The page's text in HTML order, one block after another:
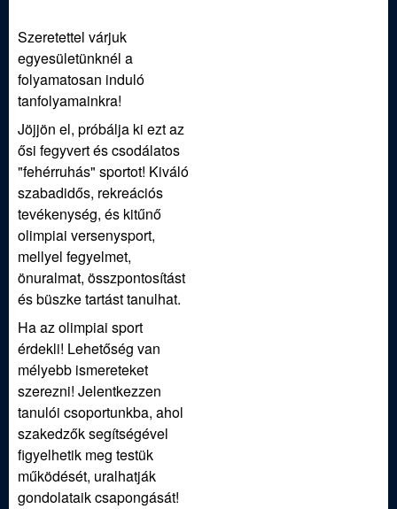
Szeretettel várjuk
egyesületünknél a
folyamatosan induló
tanfolyamainkra!
Jöjjön el, próbálja ki ezt az
ősi fegyvert és csodálatos
"fehérruhás" sportot! Kiváló
szabadidős, rekreációs
tevékenység, és kitűnő
olimpiai versenysport,
mellyel fegyelmet,
önuralmat, összpontosítást
és büszke tartást tanulhat.
Ha az olimpiai sport
érdekli! Lehetőség van
mélyebb ismereteket
szerezni! Jelentkezzen
tanulói csoportunkba, ahol
szakedzők segítségével
figyelhetik meg testük
működését, uralhatják
gondolataik csapongását!